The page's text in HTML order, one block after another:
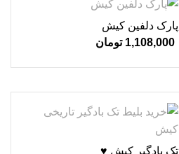
پارک دلفین کیش
1,108,000 تومان
تک بادگیر کیش ♥